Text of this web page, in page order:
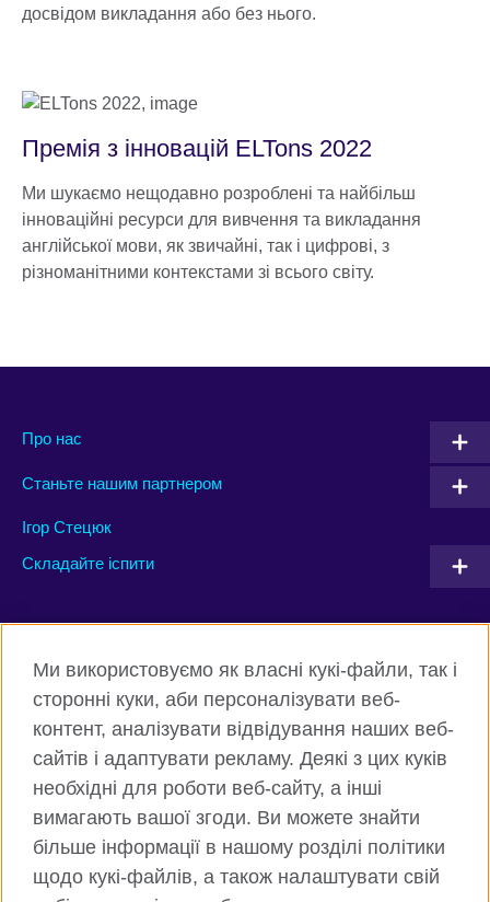
досвідом викладання або без нього.
Премія з інновацій ELTons 2022
Ми шукаємо нещодавно розроблені та найбільш
інноваційні ресурси для вивчення та викладання
англійської мови, як звичайні, так і цифрові, з
різноманітними контекстами зі всього світу.
Про нас
Станьте нашим партнером
Ігор Стецюк
Складайте іспити
Connect with us
Facebook Twitter
Instagram Flickr
TikTok YouTube
Всесвітня Британська Рада
Ми використовуємо як власні кукі-файли, так і
сторонні куки, аби персоналізувати веб-
контент, аналізувати відвідування наших веб-
сайтів і адаптувати рекламу. Деякі з цих куків
необхідні для роботи веб-сайту, а інші
вимагають вашої згоди. Ви можете знайти
більше інформації в нашому розділі політики
щодо кукі-файлів, а також налаштувати свій